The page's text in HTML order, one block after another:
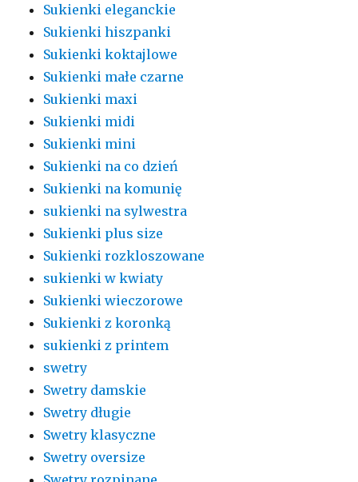
Sukienki eleganckie
Sukienki hiszpanki
Sukienki koktajlowe
Sukienki małe czarne
Sukienki maxi
Sukienki midi
Sukienki mini
Sukienki na co dzień
Sukienki na komunię
sukienki na sylwestra
Sukienki plus size
Sukienki rozkloszowane
sukienki w kwiaty
Sukienki wieczorowe
Sukienki z koronką
sukienki z printem
swetry
Swetry damskie
Swetry długie
Swetry klasyczne
Swetry oversize